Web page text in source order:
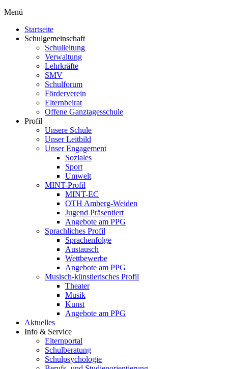
Menü
Startseite
Schulgemeinschaft
Schulleitung
Verwaltung
Lehrkräfte
SMV
Schulforum
Förderverein
Elternbeirat
Offene Ganztagesschule
Profil
Unsere Schule
Unser Leitbild
Unser Engagement
Soziales
Sport
Umwelt
MINT-Profil
MINT-EC
OTH Amberg-Weiden
Jugend Präsentiert
Angebote am PPG
Sprachliches Profil
Sprachenfolge
Austausch
Wettbewerbe
Angebote am PPG
Musisch-künstlerisches Profil
Theater
Musik
Kunst
Angebote am PPG
Aktuelles
Info & Service
Elternportal
Schulberatung
Schulpsychologie